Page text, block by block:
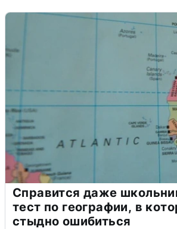
Справится даже
тест по географии, в
стыдно ошибиться